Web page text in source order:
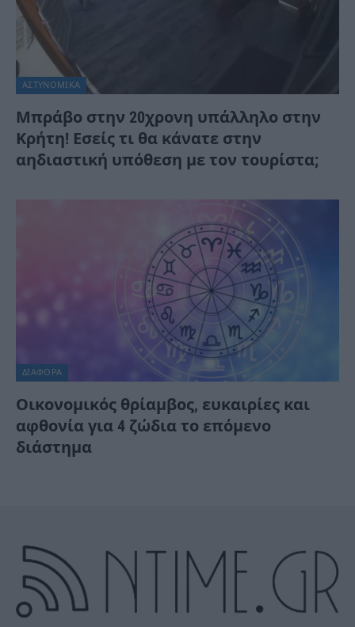
ΑΣΤΥΝΟΜΙΚΑ
Μπράβο στην 20χρονη υπάλληλο στην
Κρήτη! Εσείς τι θα κάνατε στην
αηδιαστική υπόθεση με τον τουρίστα;
ΔΙΆΦΟΡΑ
Οικονομικός θρίαμβος, ευκαιρίες και
αφθονία για 4 ζώδια το επόμενο
διάστημα